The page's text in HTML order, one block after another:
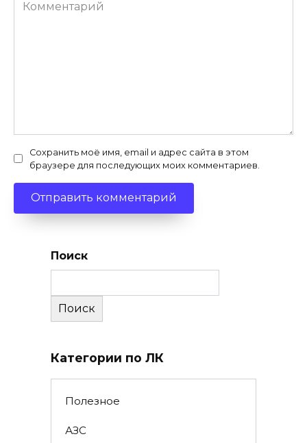
Сохранить моё имя, email и адрес сайта в этом
браузере для последующих моих комментариев.
Поиск
Поиск
Категории по ЛК
Полезное
АЗС